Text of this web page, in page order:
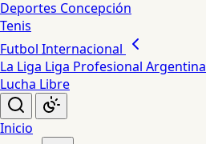
Deportes Concepción
Tenis
Futbol Internacional
La Liga Liga Profesional Argentina
Lucha Libre
Inicio